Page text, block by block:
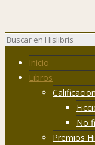
Inicio
Libros
No
Premios